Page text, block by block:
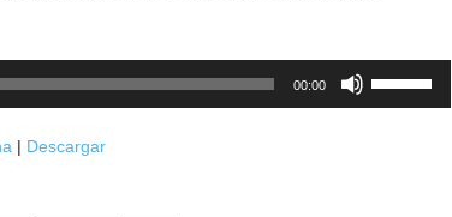
00:00
| Descargar